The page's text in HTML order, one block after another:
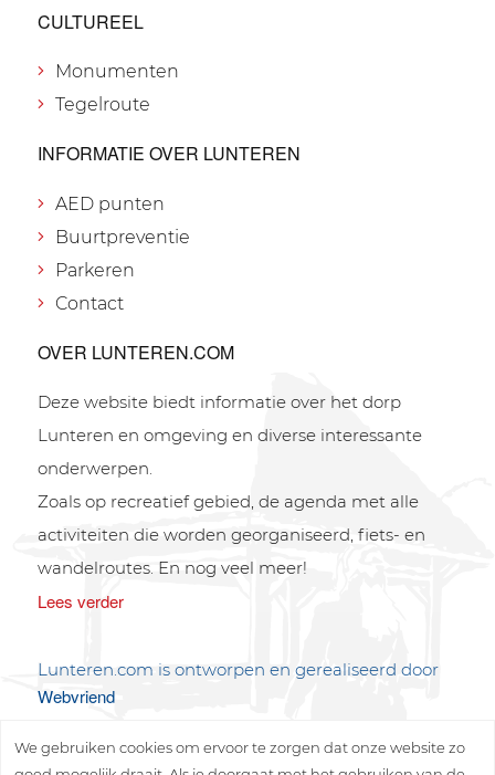
CULTUREEL
Monumenten
Tegelroute
INFORMATIE OVER LUNTEREN
AED punten
Buurtpreventie
Parkeren
Contact
OVER LUNTEREN.COM
Deze website biedt informatie over het dorp
Lunteren en omgeving en diverse interessante
onderwerpen.
Zoals op recreatief gebied, de agenda met alle
activiteiten die worden georganiseerd, fiets- en
wandelroutes. En nog veel meer!
Lees verder
Lunteren.com is ontworpen en gerealiseerd door
Webvriend
We gebruiken cookies om ervoor te zorgen dat onze website zo